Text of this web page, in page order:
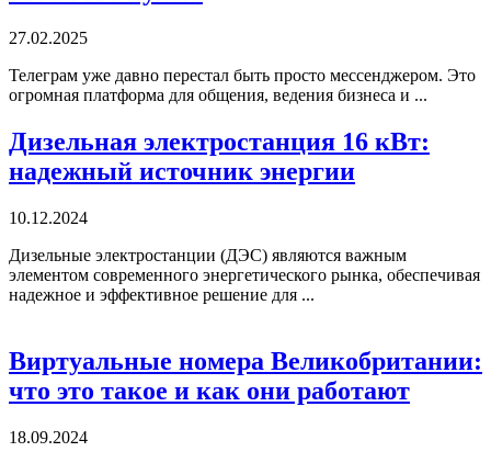
27.02.2025
Телеграм уже давно перестал быть просто мессенджером. Это
огромная платформа для общения, ведения бизнеса и ...
Дизельная электростанция 16 кВт:
надежный источник энергии
10.12.2024
Дизельные электростанции (ДЭС) являются важным
элементом современного энергетического рынка, обеспечивая
надежное и эффективное решение для ...
Виртуальные номера Великобритании:
что это такое и как они работают
18.09.2024